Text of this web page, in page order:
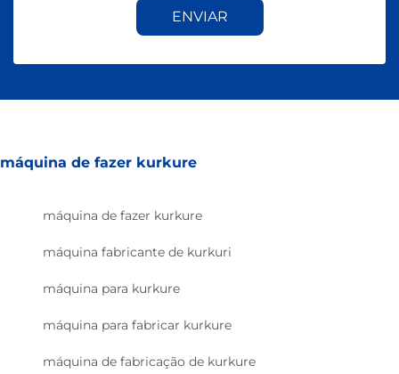
ENVIAR
máquina de fazer kurkure
máquina de fazer kurkure
máquina fabricante de kurkuri
máquina para kurkure
máquina para fabricar kurkure
máquina de fabricação de kurkure